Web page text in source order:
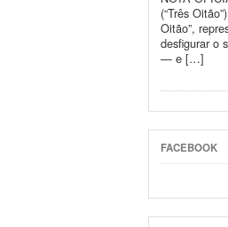
(“Três
Oitão”,
desfigurar o
— e […]
FACEBOOK